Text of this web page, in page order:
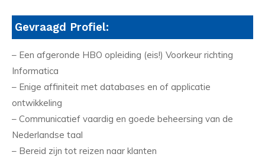
Gevraagd Profiel:
– Een afgeronde HBO opleiding (eis!) Voorkeur richting
Informatica
– Enige affiniteit met databases en of applicatie
ontwikkeling
– Communicatief vaardig en goede beheersing van de
Nederlandse taal
– Bereid zijn tot reizen naar klanten